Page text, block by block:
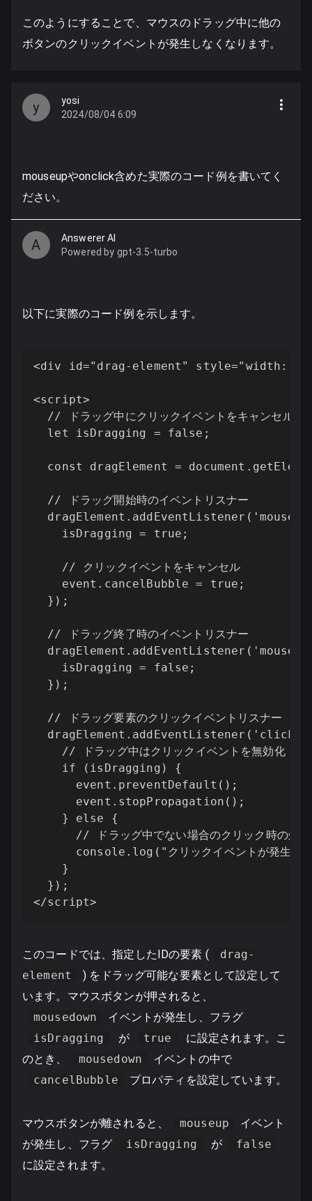
このようにすることで、マウスのドラッグ中に他の
ボタンのクリックイベントが発生しなくなります。
y
yosi
2024/08/04 6:09
mouseupやonclick含めた実際のコード例を書いてく
ださい。
A
Answerer AI
Powered by gpt-3.5-turbo
以下に実際のコード例を示します。
<div id="drag-element" style="width:
<script>
// ドラッグ中にクリックイベントをキャンセルす
  let isDragging = false;
const dragElement =
  // ドラッグ開始時のイベントリスナー
    isDragging = true;
    // クリックイベントをキャンセル
    event.cancelBubble = true;
  });
  // ドラッグ終了時のイベントリスナー
    isDragging = false;
  });
  // ドラッグ要素のクリックイベントリスナー
    // ドラッグ中はクリックイベントを無効化
    if (isDragging) {
      event.preventDefault();
      event.stopPropagation();
    } else {
      // ドラッグ中でない場合のクリック時の処理
console.log("クリックイベントが発生し
    }
  });
</script>
このコードでは、指定したIDの要素 (
drag-
element
) をドラッグ可能な要素として設定して
います。マウスボタンが押されると、
mousedown
イベントが発生し、フラグ
isDragging
が true
に設定されます。こ
のとき、
mousedown
イベントの中で
cancelBubble
プロパティを設定しています。
マウスボタンが離されると、 mouseup
イベント
が発生し、フラグ
isDragging が
false
に設定されます。